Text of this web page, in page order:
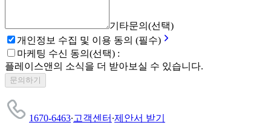
기타문의(선택)
개인정보 수집 및 이용 동의 (필수)
마케팅 수신 동의(선택) :
플레이스앤의 소식을 더 받아보실 수 있습니다.
문의하기
1670-6463∙고객센터 ∙제안서 받기